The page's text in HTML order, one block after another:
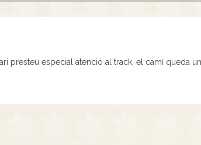
presteu especial atenció al track, el camí queda